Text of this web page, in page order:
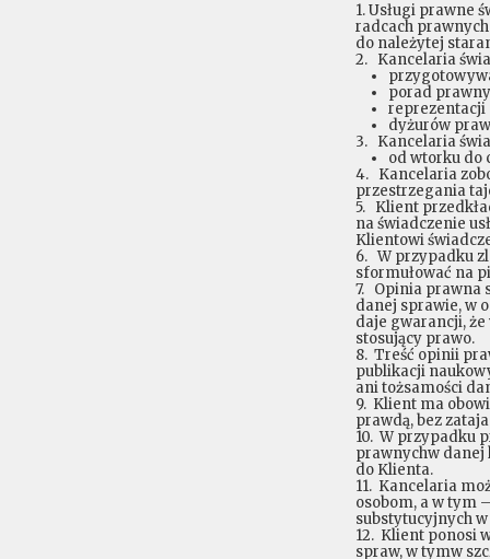
1. Usługi prawne
radcach
do należytej
2. Kancelaria
porad
reprezentacji
dyżurów
3. Kancelaria
od wtorku do
4. Kancelaria
przestrzegania
5. Klient
na świadczenie
Klientowi
6. W przypadku
sformułować na
7. Opinia prawna
danej sprawie, w
daje gwarancji,
stosujący prawo.
8. Treść opinii
publikacji
ani tożsamości
9. Klient ma
prawdą, bez
10. W przypadku
prawnychw danej
do Klienta.
11. Kancelaria
osobom, a w tym
substytucyjnych
12. Klient ponosi
spraw, w tymw